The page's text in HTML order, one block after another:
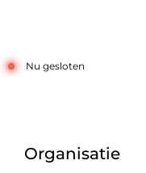
Nu gesloten
Organisatie